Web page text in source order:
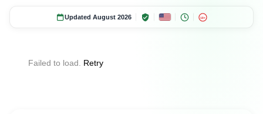
Updated August 2026 18+
Failed to load. Retry